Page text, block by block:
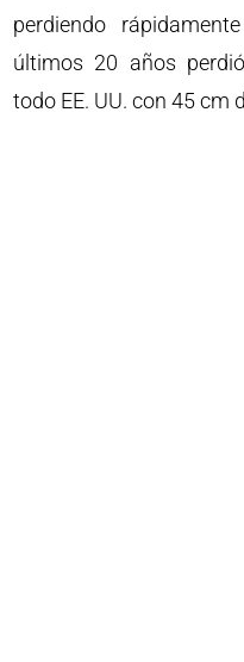
perdiendo
últimos 20 años
todo EE. UU. con 45 cm